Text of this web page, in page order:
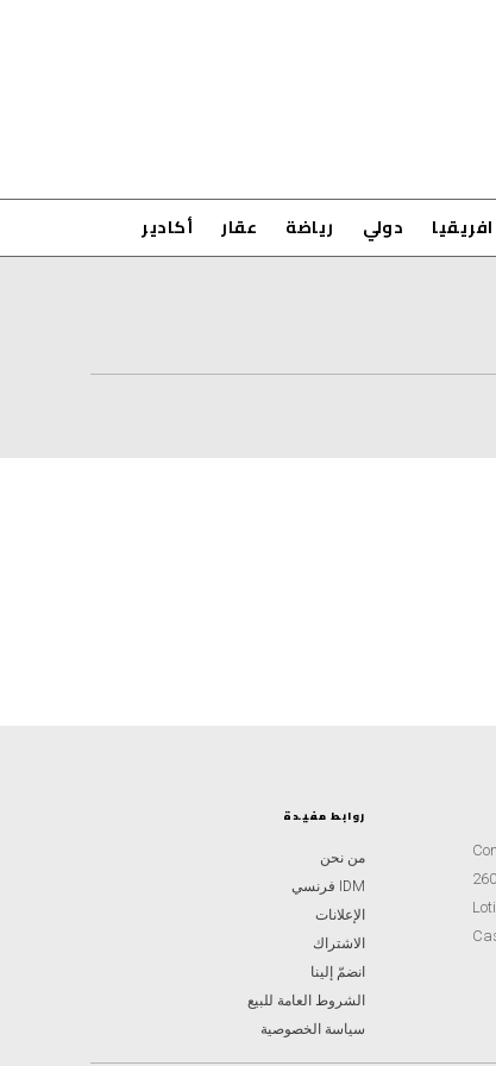
افريقيا دولي رياضة عقار أكادير
روابط مفيدة
من نحن
IDM فرنسي
الإعلانات
الاشتراك
انضمّ إلينا
الشروط العامة للبيع
سياسة الخصوصية